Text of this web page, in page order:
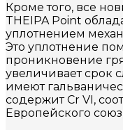
Кроме того, все
THEIPA Point
уплотнением
Это уплотнение
проникновение
увеличивает срок
имеют
содержит Cr VI,
Европейского